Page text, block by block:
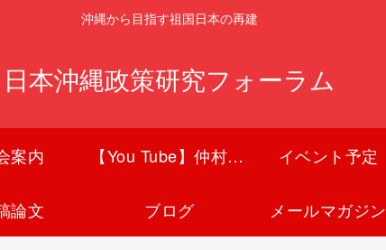
沖縄から目指す祖国日本の再建
日本沖縄政策研究フォーラム
案内 【You Tube】仲村覚チャンネル イベント予定
論文 ブログ メールマガジン